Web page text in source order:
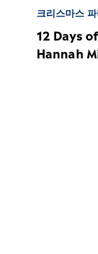
크리스마스 파
12 Days
Hannah